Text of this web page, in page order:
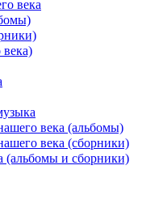
века
века (альбомы)
века (сборники)
(альбомы и сборники)